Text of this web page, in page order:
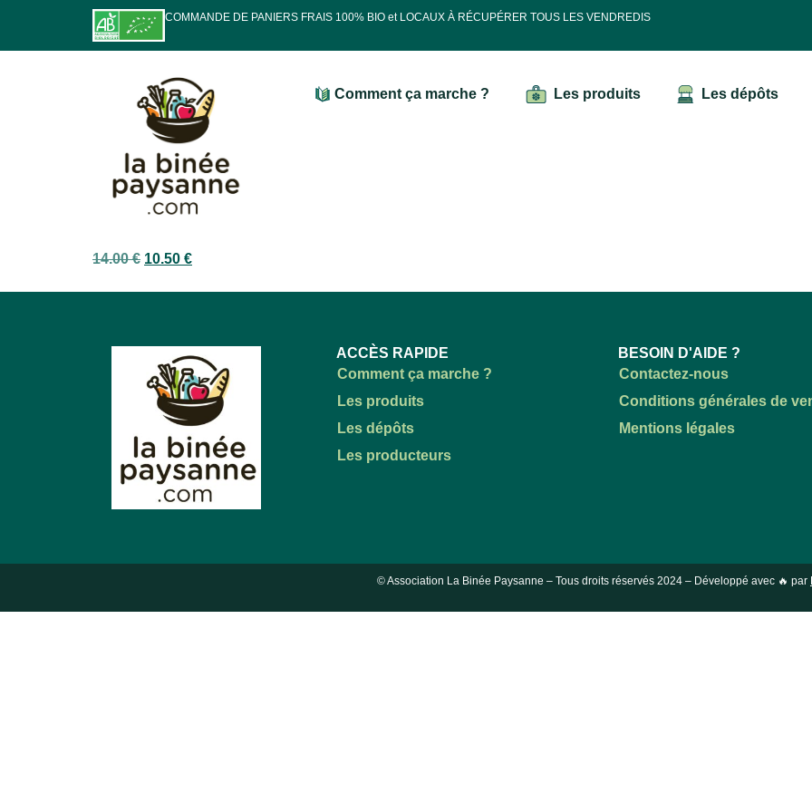
COMMANDE DE PANIERS FRAIS 100% BIO et LOCAUX À RÉCUPÉRER TOUS LES VENDREDIS
Comment ça marche ? Les produits Les dépôts
14.00€ 10.50 €
ACCÈS RAPIDE
Comment ça marche ?
Les produits
Les dépôts
Les producteurs
BESOIN D'AIDE ?
Contactez-nous
Conditions générales de
Mentions légales
© Association La Binée Paysanne – Tous droits réservés 2024 – Développé avec 🔥 par